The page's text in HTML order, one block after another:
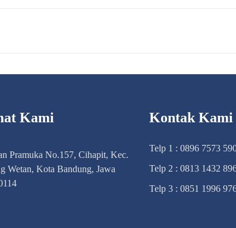
Kami
Pramuka No.157, Cihapit, Kec.
Wetan, Kota Bandung, Jawa
Kontak Kami
Telp 1 : 0896 7573
Telp 2 : 0813 1432
Telp 3 : 0851 1996